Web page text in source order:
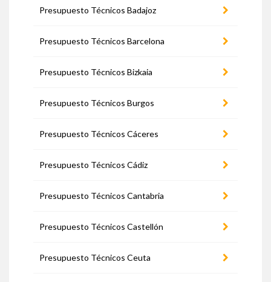
Presupuesto Técnicos Badajoz
Presupuesto Técnicos Barcelona
Presupuesto Técnicos Bizkaia
Presupuesto Técnicos Burgos
Presupuesto Técnicos Cáceres
Presupuesto Técnicos Cádiz
Presupuesto Técnicos Cantabria
Presupuesto Técnicos Castellón
Presupuesto Técnicos Ceuta